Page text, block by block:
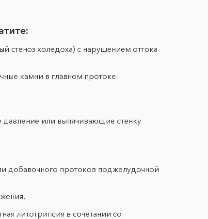
стеноз холедоха) с нарушением оттока
камни в главном протоке
или выпячивающие стенку
добавочного протоков поджелудочной
литотрипсия в сочетании со